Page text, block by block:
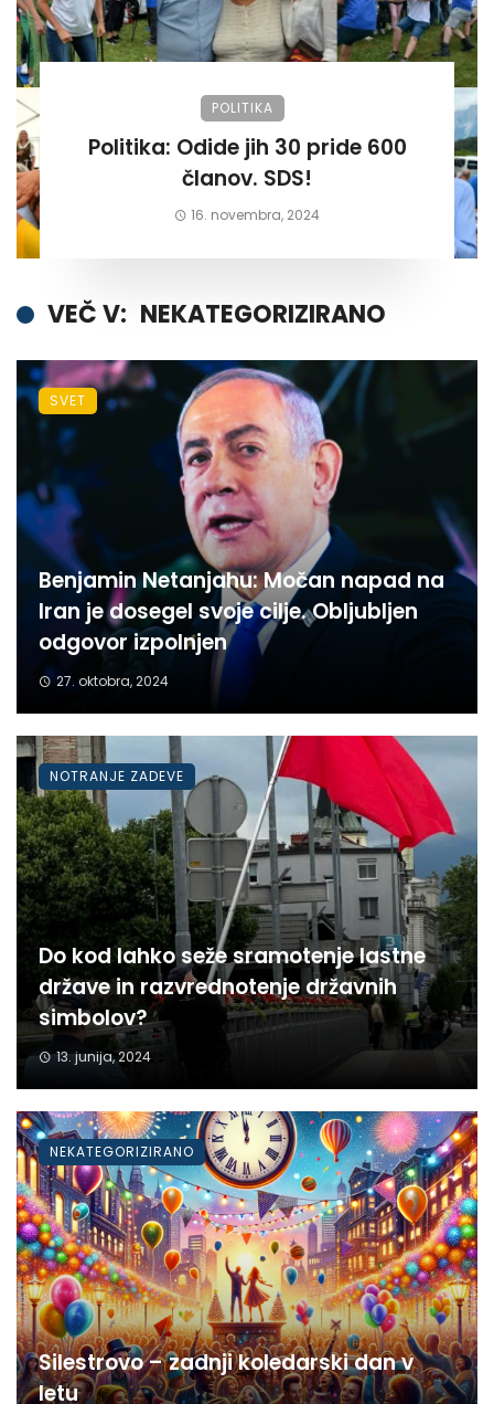
POLITIKA
Politika: Odide jih 30 pride 600
članov. SDS!
16. novembra, 2024
VEČ V: NEKATEGORIZIRANO
Benjamin Netanjahu: Močan napad na
Iran je dosegel svoje cilje. Obljubljen
odgovor izpolnjen
27. oktobra, 2024
SVET
Do kod lahko seže sramotenje lastne
države in razvrednotenje državnih
simbolov?
13. junija, 2024
NOTRANJE ZADEVE
Silestrovo – zadnji koledarski dan v
letu
NEKATEGORIZIRANO